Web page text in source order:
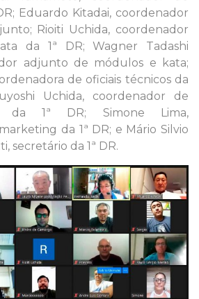
Eduardo Kitadai, coordenador
Rioiti Uchida, coordenador
da 1ª DR; Wagner Tadashi
adjunto de módulos e kata;
de oficiais técnicos da
Uchida, coordenador de
da 1ª DR; Simone Lima,
da 1ª DR; e Mário Silvio
secretário da 1ª DR.